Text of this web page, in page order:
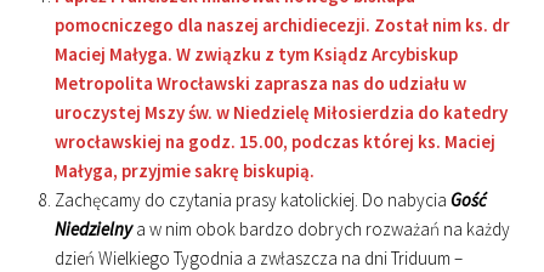
pomocniczego dla naszej archidiecezji. Został nim ks. dr
Maciej Małyga. W związku z tym Ksiądz Arcybiskup
Metropolita Wrocławski zaprasza nas do udziału w
uroczystej Mszy św. w Niedzielę Miłosierdzia do katedry
wrocławskiej na godz. 15.00, podczas której ks. Maciej
Małyga, przyjmie sakrę biskupią.
Zachęcamy do czytania prasy katolickiej. Do nabycia Gość
Niedzielnya w nim obok bardzo dobrych rozważań na każdy
dzień Wielkiego Tygodnia a zwłaszcza na dni Triduum –